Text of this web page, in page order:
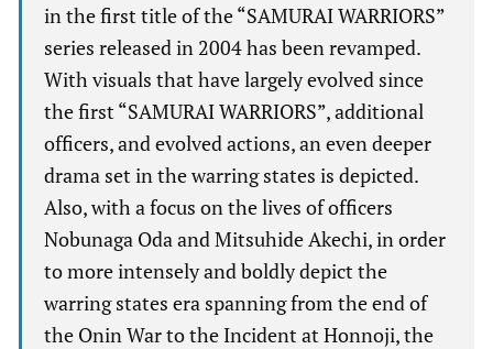
in the first title of the “SAMURAI WARRIORS”
series released in 2004 has been revamped.
With visuals that have largely evolved since
the first “SAMURAI WARRIORS”, additional
officers, and evolved actions, an even deeper
drama set in the warring states is depicted.
Also, with a focus on the lives of officers
Nobunaga Oda and Mitsuhide Akechi, in order
to more intensely and boldly depict the
warring states era spanning from the end of
the Onin War to the Incident at Honnoji, the